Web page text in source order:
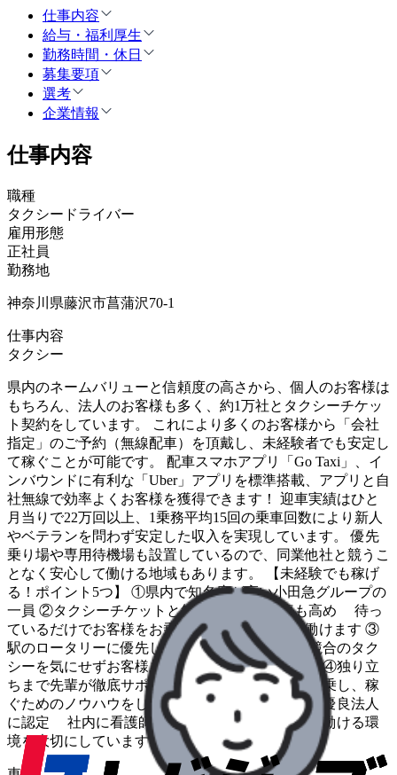
仕事内容
給与・福利厚生
勤務時間・休日
募集要項
選考
企業情報
仕事内容
職種
タクシードライバー
雇用形態
正社員
勤務地
神奈川県藤沢市菖蒲沢70-1
仕事内容
タクシー
県内のネームバリューと信頼度の高さから、個人のお客様は
もちろん、法人のお客様も多く、約1万社とタクシーチケッ
ト契約をしています。 これにより多くのお客様から「会社
指定」のご予約（無線配車）を頂戴し、未経験者でも安定し
て稼ぐことが可能です。 配車スマホアプリ「Go Taxi」、イ
ンバウンドに有利な「Uber」アプリを標準搭載、アプリと自
社無線で効率よくお客様を獲得できます！ 迎車実績はひと
月当りで22万回以上、1乗務平均15回の乗車回数により新人
やベテランを問わず安定した収入を実現しています。 優先
乗り場や専用待機場も設置しているので、同業他社と競うこ
となく安心して働ける地域もあります。 【未経験でも稼げ
る！ポイント5つ】 ①県内で知名度が高い小田急グループの
一員 ②タクシーチケットと無線配車の利用率も高め 待っ
ているだけでお客様をお乗せできて、効率よく働けます ③
駅のロータリーに優先して入れる乗り場あり 競合のタク
シーを気にせずお客様を優先的にお乗せできます ④独り立
ちまで先輩が徹底サポート 先輩のタクシーに同乗し、稼
ぐためのノウハウをしっかり学べます ⑤健康経営優良法人
に認定 社内に看護師が常駐するなど、健康的に働ける環
境を大切にしています。